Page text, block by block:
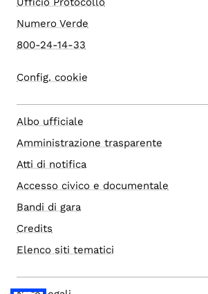
Numero Verde
800-24-14-33
Config. cookie
Albo ufficiale
Amministrazione trasparente
Atti di notifica
Accesso civico e documentale
Bandi di gara
Credits
Elenco siti tematici